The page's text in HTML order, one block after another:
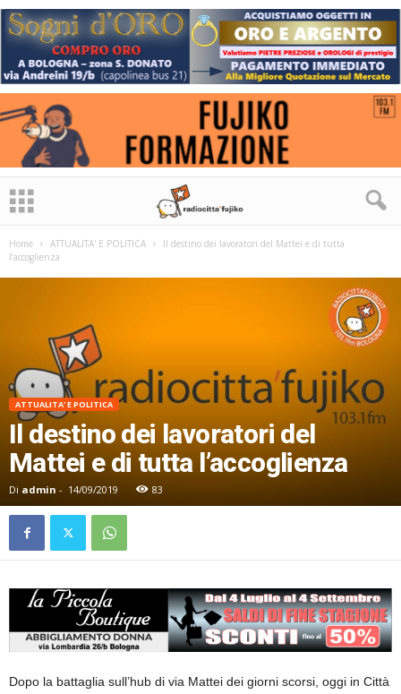
Home ATTUALITA' E POLITICA
Il destino dei lavoratori del Mattei e di tutta
l’accoglienza
ATTUALITA' E POLITICA
Il destino dei lavoratori del
Mattei e di tutta l’accoglienza
Di admin - 14/09/2019 83
Dopo la battaglia sull’hub di via Mattei dei giorni scorsi, oggi in Città